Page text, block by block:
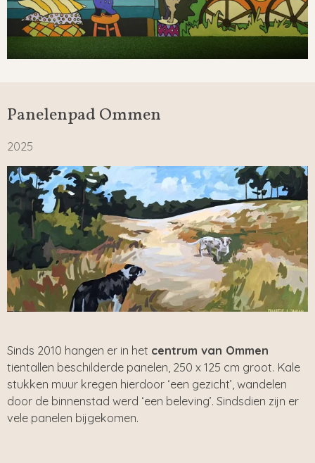
Panelenpad Ommen
2025
Sinds 2010 hangen er in het centrum van Ommen
tientallen beschilderde panelen, 250 x 125 cm groot. Kale
stukken muur kregen hierdoor ‘een gezicht’, wandelen
door de binnenstad werd ‘een beleving’. Sindsdien zijn er
vele panelen bijgekomen.